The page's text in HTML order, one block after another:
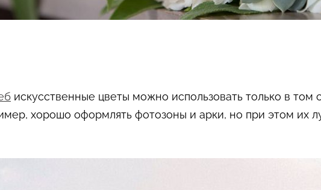
искусственные цветы можно использовать только в том
хорошо оформлять фотозоны и арки, но при этом их